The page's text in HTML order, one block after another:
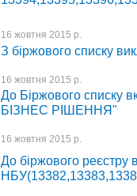
16 жовтня 2015 р.
З біржового списку
16 жовтня 2015 р.
До Біржового списку
БІЗНЕС РІШЕННЯ"
16 жовтня 2015 р.
До біржового реєстру